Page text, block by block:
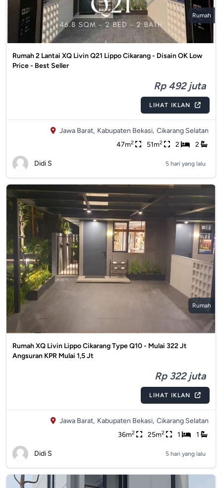
Rumah
Rumah 2 Lantai XQ Livin Q21 Lippo Cikarang - Disain OK Low
Price - Best Seller
Rp 492 juta
LIHAT IKLAN
Jawa Barat, Kabupaten Bekasi, Cikarang Selatan
47m2 51m2 2 2
Didi S 5 hari yang lalu
Rumah
Rumah XQ Livin Lippo Cikarang Type Q10 - Mulai 322 Jt
Angsuran KPR Mulai 1,5 Jt
Rp 322 juta
LIHAT IKLAN
Jawa Barat, Kabupaten Bekasi, Cikarang Selatan
36m2 25m2 1 1
Didi S 5 hari yang lalu